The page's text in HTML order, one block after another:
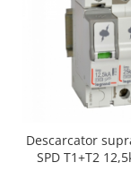
Descarcator
SPD T1+T2